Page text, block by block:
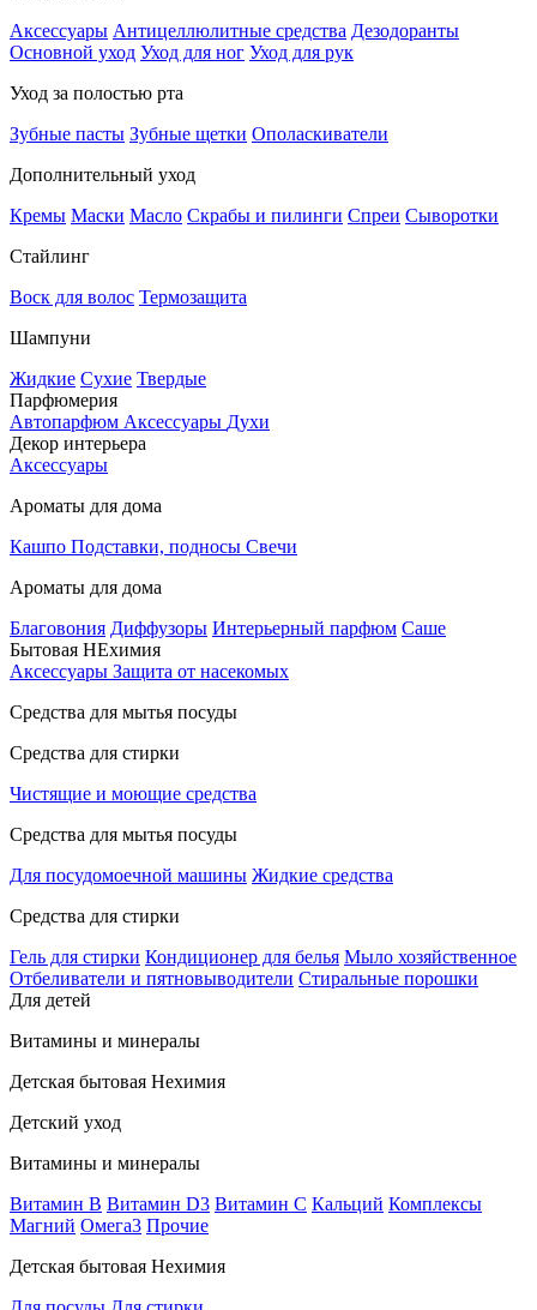
Аксессуары Антицеллюлитные средства Дезодоранты
Основной уход Уход для ног Уход для рук
Уход за полостью рта
Зубные пасты Зубные щетки Ополаскиватели
Дополнительный уход
Кремы Маски Масло Скрабы и пилинги Спреи Сыворотки
Стайлинг
Воск для волос Термозащита
Шампуни
Жидкие Сухие Твердые
Парфюмерия
Автопарфюм Аксессуары Духи
Декор интерьера
Аксессуары
Ароматы для дома
Кашпо Подставки, подносы Свечи
Ароматы для дома
Благовония Диффузоры Интерьерный парфюм Саше
Бытовая НЕхимия
Аксессуары Защита от насекомых
Средства для мытья посуды
Средства для стирки
Чистящие и моющие средства
Средства для мытья посуды
Для посудомоечной машины Жидкие средства
Средства для стирки
Гель для стирки Кондиционер для белья Мыло хозяйственное
Отбеливатели и пятновыводители Стиральные порошки
Для детей
Витамины и минералы
Детская бытовая Нехимия
Детский уход
Витамины и минералы
Витамин В Витамин D3 Витамин С Кальций Комплексы
Магний Омега3 Прочие
Детская бытовая Нехимия